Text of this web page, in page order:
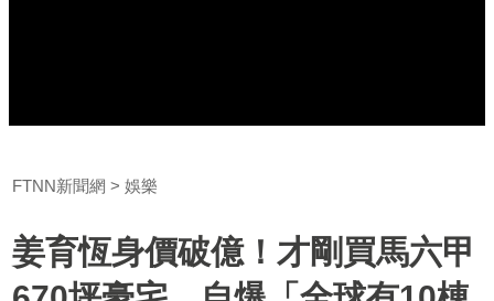
FTNN新聞網 娛樂
姜育恆身價破億！才剛買馬六甲